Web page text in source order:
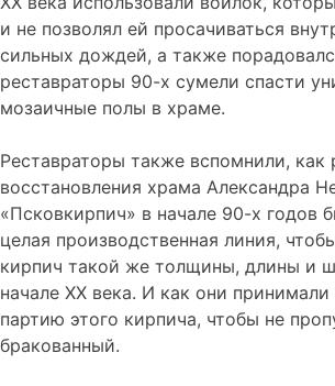
и не позволял ей просачиваться
сильных дождей, а также
реставраторы 90-х сумели спасти
мозаичные полы в храме.
Реставраторы также вспомнили, как
восстановления храма Александра
«Псковкирпич» в начале 90-х годов
целая производственная линия,
кирпич такой же толщины, длины и
начале ХХ века. И как они
партию этого кирпича, чтобы не
бракованный.